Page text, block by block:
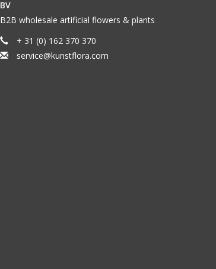
BV
B2B wholesale artificial flowers & plants
+ 31 (0) 162 370 370
service@kunstflora.com